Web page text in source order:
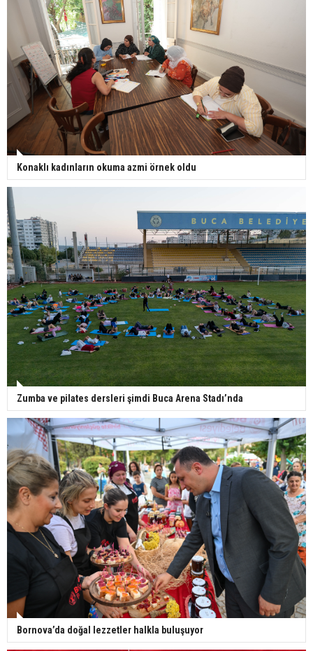
Konaklı kadınların okuma azmi örnek oldu
Zumba ve pilates dersleri şimdi Buca Arena Stadı’nda
Bornova’da doğal lezzetler halkla buluşuyor